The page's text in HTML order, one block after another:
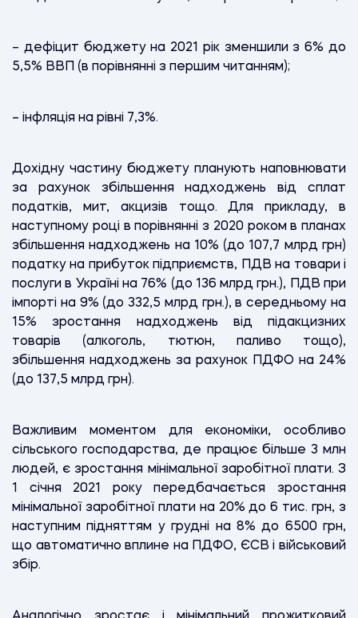
– дефіцит бюджету на 2021 рік зменшили з 6% до
5,5% ВВП (в порівнянні з першим читанням);
– інфляція на рівні 7,3%.
Дохідну частину бюджету планують наповнювати
за рахунок збільшення надходжень від сплат
податків, мит, акцизів тощо. Для прикладу, в
наступному році в порівнянні з 2020 роком в планах
збільшення надходжень на 10% (до 107,7 млрд грн)
податку на прибуток підприємств, ПДВ на товари і
послуги в Україні на 76% (до 136 млрд грн.), ПДВ при
імпорті на 9% (до 332,5 млрд грн.), в середньому на
15% зростання надходжень від підакцизних
товарів (алкоголь, тютюн, паливо тощо),
збільшення надходжень за рахунок ПДФО на 24%
(до 137,5 млрд грн).
Важливим моментом для економіки, особливо
сільського господарства, де працює більше 3 млн
людей, є зростання мінімальної заробітної плати. З
1 січня 2021 року передбачається зростання
мінімальної заробітної плати на 20% до 6 тис. грн, з
наступним підняттям у грудні на 8% до 6500 грн,
що автоматично вплине на ПДФО, ЄСВ і військовий
збір.